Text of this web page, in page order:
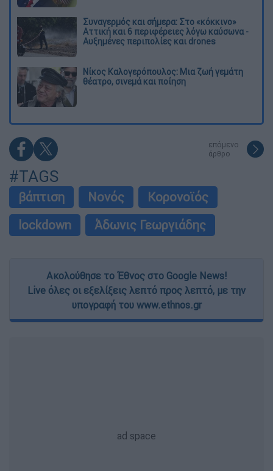
Συναγερμός και σήμερα: Στο «κόκκινο»
Αττική και 6 περιφέρειες λόγω καύσωνα -
Αυξημένες περιπολίες και drones
Νίκος Καλογερόπουλος: Μια ζωή γεμάτη
θέατρο, σινεμά και ποίηση
επόμενο
άρθρο
#TAGS
βάπτιση Νονός
Κορονοϊός
lockdown
Άδωνις Γεωργιάδης
Ακολούθησε το Έθνος στο Google News!
Live όλες οι εξελίξεις λεπτό προς λεπτό, με την
υπογραφή του www.ethnos.gr